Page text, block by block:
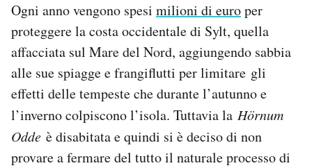
Ogni anno vengono spesi milioni di europer
proteggere la costa occidentale di Sylt, quella
affacciata sul Mare del Nord, aggiungendo sabbia
alle sue spiagge e frangiflutti per limitare gli
effetti delle tempeste che durante l’autunno e
l’inverno colpiscono l’isola. Tuttavia la Hörnum
Odde è disabitata e quindi si è deciso di non
provare a fermare del tutto il naturale processo di